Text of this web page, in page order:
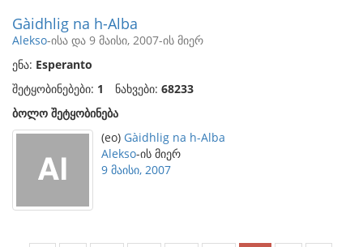
Gàidhlig na h-Alba
Alekso-ისა და 9 მაისი, 2007-ის მიერ
ენა: Esperanto
შეტყობინებები: 1 ნახვები: 68233
ბოლო შეტყობინება
(eo) Gàidhlig na h-Alba
Alekso-ის მიერ
9 მაისი, 2007